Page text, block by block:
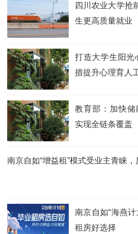
四川农业大学抢
生更高质量就业
打造大学生阳光
措提升心理育人
教育部：加快
实现全链条覆盖
南京自如“增益租”模式受业主青睐
南京自如“海燕
租房好选择